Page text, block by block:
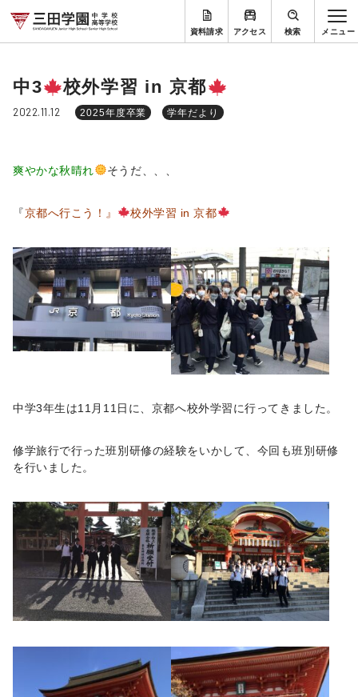
資料請求 アクセス 検索
中3 校外学習 in 京都
2022.11.12 2025年度卒業 学年だより
爽やかな秋晴れ そうだ、、、
『京都へ行こう！』 校外学習 in 京都
中学3年生は11月11日に、京都へ校外学習に行ってきました。
修学旅行で行った班別研修の経験をいかして、今回も班別研修
を行いました。